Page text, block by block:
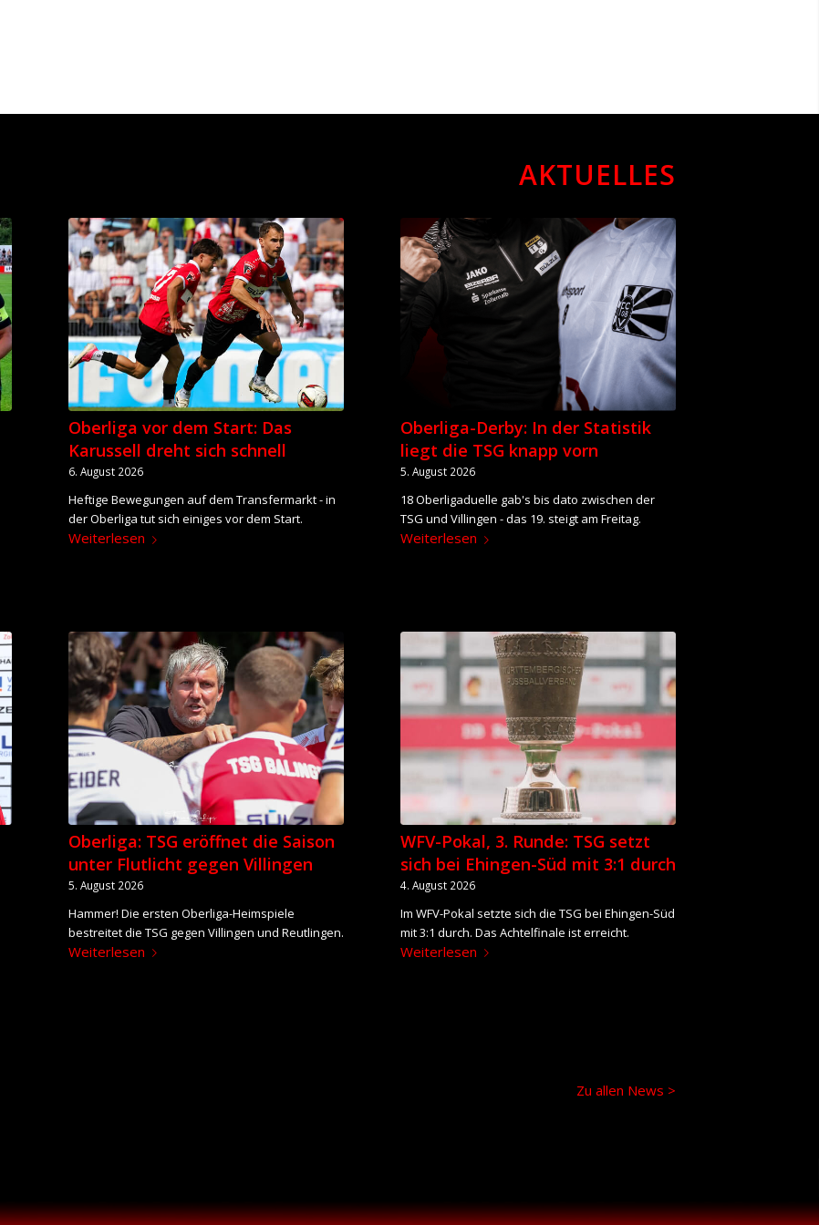
AKTUELLES
Oberliga vor dem Start: Das
Karussell dreht sich schnell
6. August 2026
Heftige Bewegungen auf dem Transfermarkt - in
der Oberliga tut sich einiges vor dem Start.
Weiterlesen
Oberliga-Derby: In der Statistik
liegt die TSG knapp vorn
5. August 2026
18 Oberligaduelle gab's bis dato zwischen der
TSG und Villingen - das 19. steigt am Freitag.
Weiterlesen
Oberliga: TSG eröffnet die Saison
unter Flutlicht gegen Villingen
5. August 2026
Hammer! Die ersten Oberliga-Heimspiele
bestreitet die TSG gegen Villingen und Reutlingen.
Weiterlesen
WFV-Pokal, 3. Runde: TSG setzt
sich bei Ehingen-Süd mit 3:1 durch
4. August 2026
Im WFV-Pokal setzte sich die TSG bei Ehingen-Süd
mit 3:1 durch. Das Achtelfinale ist erreicht.
Weiterlesen
Zu allen News >